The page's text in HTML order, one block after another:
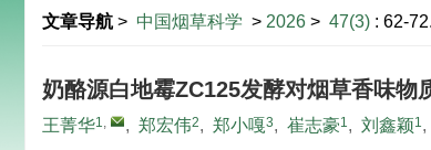
文章导航 > 中国烟草科学 > 2026 > 47(3) : 62-72.
奶酪源白地霉ZC125发酵对烟草香味物
王菁华1, , 郑宏伟2, 郑小嘎3, 崔志豪1, 刘鑫颖1,